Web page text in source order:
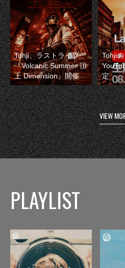
Tohji、ラストライブ
『Volcanic Summer 頂
上 Dimension』開催
Tohji
定
VIEW
PLAYLIST